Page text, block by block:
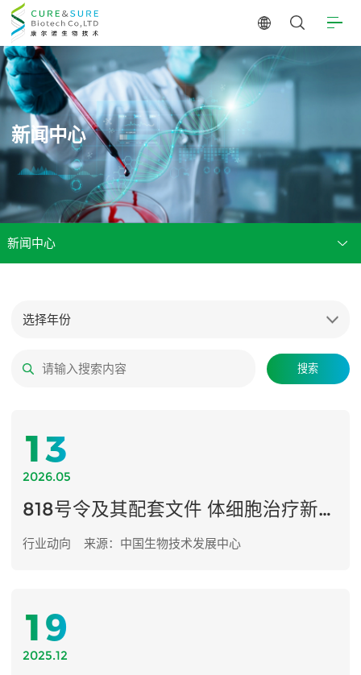
新闻中心
新闻中心
选择年份
搜索
13
2026.05
818号令及其配套文件 体细胞治疗新技术 临床研究备案指引（第1版）
行业动向 来源：中国生物技术发展中心
19
2025.12